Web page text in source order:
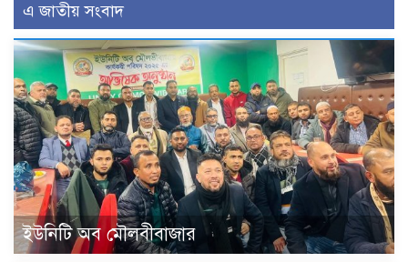
এ জাতীয় সংবাদ
ইউনিটি অব মৌলবীবাজার